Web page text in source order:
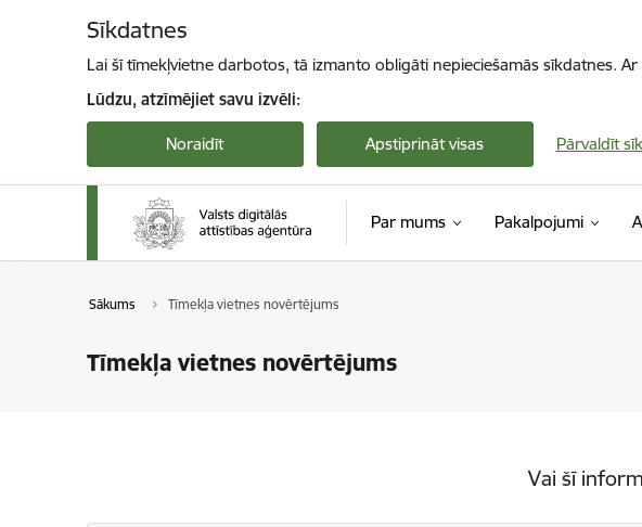
Sīkdatnes
Lai šī tīmekļvietne darbotos, tā izmanto obligāti nepieciešamās sīkdatnes.
Lūdzu, atzīmējiet savu izvēli:
Noraidīt Apstiprināt visas Pārvaldīt
Par mums Pakalpojumi
Sākums Tīmekļa vietnes novērtējums
Tīmekļa vietnes novērtējums
Vai šī